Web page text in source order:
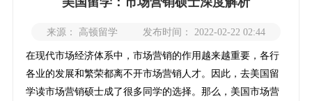
来源： 高顿留学 发布时间： 2022-02-22 02:44
在现代市场经济体系中，市场营销的作用越来越重要，各行
各业的发展和繁荣都离不开市场营销人才。因此，去美国留
学读市场营销硕士成了很多同学的选择。那么，美国市场营